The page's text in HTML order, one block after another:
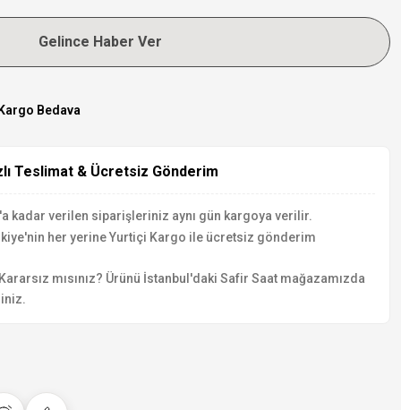
Gelince Haber Ver
Bedava
Teslimat & Ücretsiz Gönderim
kadar verilen siparişleriniz aynı gün kargoya verilir.
her yerine Yurtiçi Kargo ile ücretsiz gönderim
mısınız? Ürünü İstanbul'daki Safir Saat mağazamızda